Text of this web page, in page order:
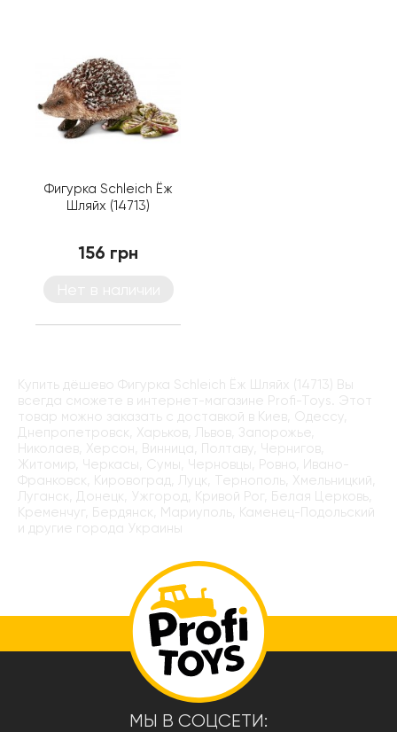
Фигурка Schleich Ёж
Шляйх (14713)
156 грн
Купить дёшево Фигурка Schleich Ёж Шляйх (14713) Вы
всегда сможете в интернет-магазине Profi-Toys. Этот
товар можно заказать с доставкой в Киев, Одессу,
Днепропетровск, Харьков, Львов, Запорожье,
Николаев, Херсон, Винница, Полтаву, Чернигов,
Житомир, Черкасы, Сумы, Черновцы, Ровно, Ивано-
Франковск, Кировоград, Луцк, Тернополь, Хмельницкий,
Луганск, Донецк, Ужгород, Кривой Рог, Белая Церковь,
Кременчуг, Бердянск, Мариуполь, Каменец-Подольский
и другие города Украины
МЫ В СОЦСЕТИ: